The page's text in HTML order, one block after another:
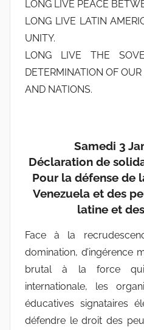
LONG LIVE PEACE
LONG LIVE LATIN
UNITY.
LONG LIVE THE
DETERMINATION OF
AND NATIONS.
Samedi 3
Déclaration de
Pour la défense de
Venezuela et des
latine et
Face à la
domination, d’ingérence
brutal à la force
internationale, les
éducatives signataires
défendre le droit des